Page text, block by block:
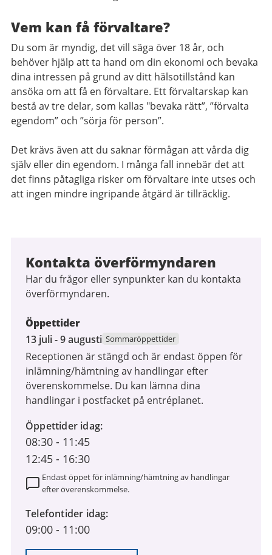
Vem kan få förvaltare?
Du som är myndig, det vill säga över 18 år, och
behöver hjälp att ta hand om din ekonomi och bevaka
dina intressen på grund av ditt hälsotillstånd kan
ansöka om att få en förvaltare. Ett förvaltarskap kan
bestå av tre delar, som kallas "bevaka rätt”, ”förvalta
egendom” och ”sörja för person”.
Det krävs även att du saknar förmågan att vårda dig
själv eller din egendom. I många fall innebär det att
det finns påtagliga risker om förvaltare inte utses och
att ingen mindre ingripande åtgärd är tillräcklig.
Kontakta överförmyndaren
Har du frågor eller synpunkter kan du kontakta
överförmyndaren.
Öppettider
13
juli
2026
till
9
2026
13 juli - 9 augusti Sommaröppettider
Receptionen är stängd och är endast öppen för
inlämning/hämtning av handlingar efter
överenskommelse. Du kan lämna dina
handlingar i postfacket på entréplanet.
Öppettider idag
08:30 - 11:45
12:45 - 16:30
Endast öppet för inlämning/hämtning av handlingar
efter överenskommelse.
Telefontider idag
09:00 - 11:00